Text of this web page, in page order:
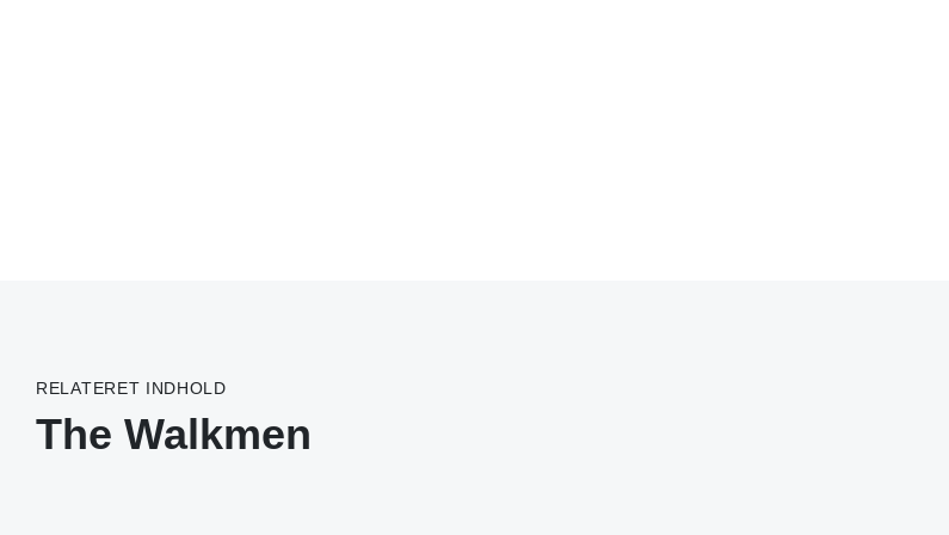
RELATERET INDHOLD
The Walkmen